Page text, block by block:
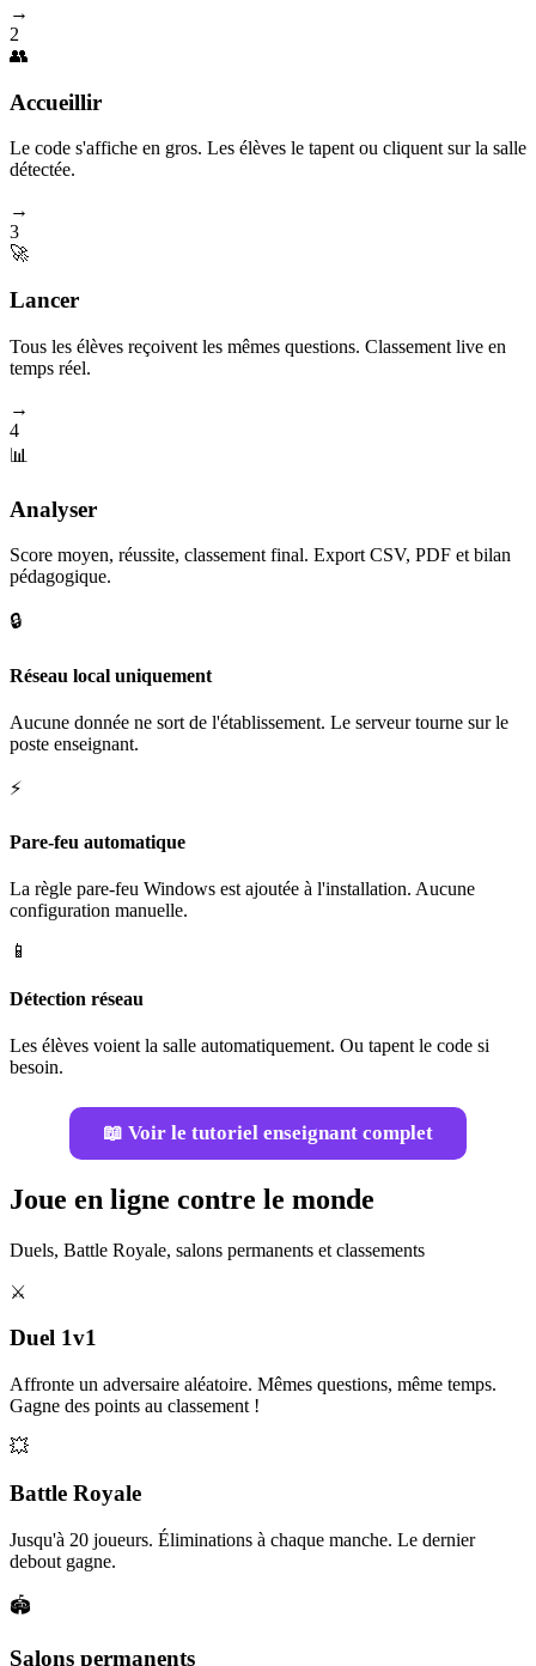
→
2
👥
Accueillir
Le code s'affiche en gros. Les élèves le tapent ou cliquent sur la salle
détectée.
→
3
🚀
Lancer
Tous les élèves reçoivent les mêmes questions. Classement live en
temps réel.
→
4
📊
Analyser
Score moyen, réussite, classement final. Export CSV, PDF et bilan
pédagogique.
🔒
Réseau local uniquement
Aucune donnée ne sort de l'établissement. Le serveur tourne sur le
poste enseignant.
⚡
Pare-feu automatique
La règle pare-feu Windows est ajoutée à l'installation. Aucune
configuration manuelle.
📱
Détection réseau
Les élèves voient la salle automatiquement. Ou tapent le code si
besoin.
📖 Voir le tutoriel enseignant complet
Joue en ligne contre le monde
Duels, Battle Royale, salons permanents et classements
⚔️
Duel 1v1
Affronte un adversaire aléatoire. Mêmes questions, même temps.
Gagne des points au classement !
💥
Battle Royale
Jusqu'à 20 joueurs. Éliminations à chaque manche. Le dernier
debout gagne.
🏟️
Salons permanents